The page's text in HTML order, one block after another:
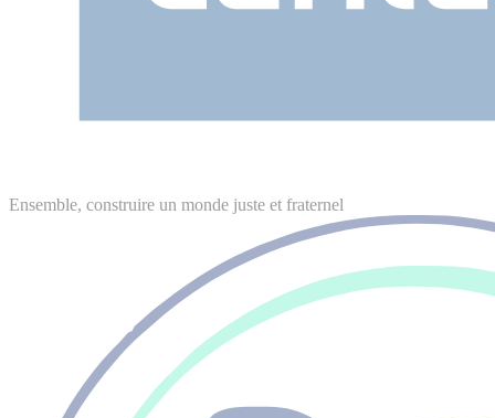
Ensemble, construire un monde juste et fraternel